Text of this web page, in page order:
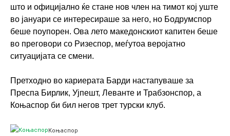
што и официјално ќе стане нов член на тимот кој уште
во јануари се интересираше за него, но Бодрумспор
беше поупорен. Ова лето македонскиот капитен беше
во преговори со Ризеспор, меѓутоа веројатно
ситуацијата се смени.
Претходно во кариерата Барди настапуваше за
Преспа Бирлик, Ујпешт, Леванте и Трабзонспор, а
Коњаспор би бил негов трет турски клуб.
Коњаспор